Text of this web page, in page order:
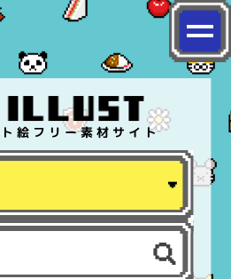
絵フリー素材サイト